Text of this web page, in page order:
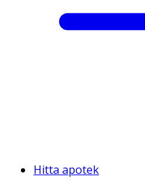
Hitta apotek